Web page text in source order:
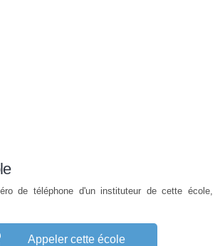
de téléphone d'un instituteur de cette école,
Appeler cette école